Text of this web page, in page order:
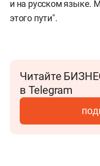
и на русском языке.
этого пути".
Читайте
в Telegram